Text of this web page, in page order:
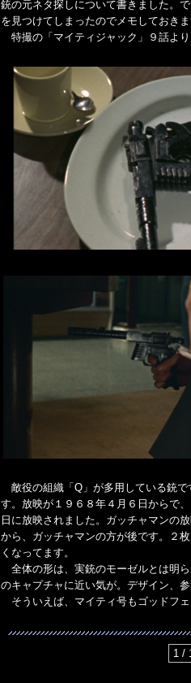
銃の元ネタ探しについて書きました。
を見つけてしまったのでメモしておき
特撮の「マイティジャック」９話よ
敵役の組織「Q」が多用している銃
す。放映が１９６８年４月６日からで
日に放映されました。ガッチャマンの
から、ガッチャマンの方が後です。２
くなってます。
全体の形は、実銃のモーゼルとは明
のキャプチャに近い気が。デザイン、
そういえば、マイティ号もゴッドフ
1 /